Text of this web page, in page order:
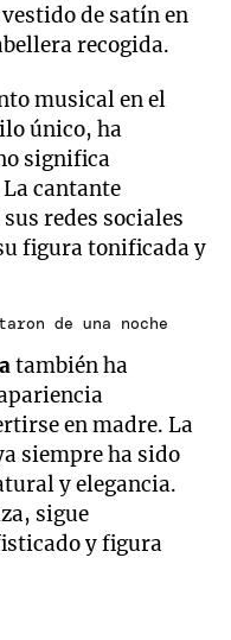
de satín en
recogida.
musical en el
único, ha
significa
cantante
redes sociales
figura tonificada y
de una noche
también ha
en madre. La
siempre ha sido
y elegancia.
sigue
y figura